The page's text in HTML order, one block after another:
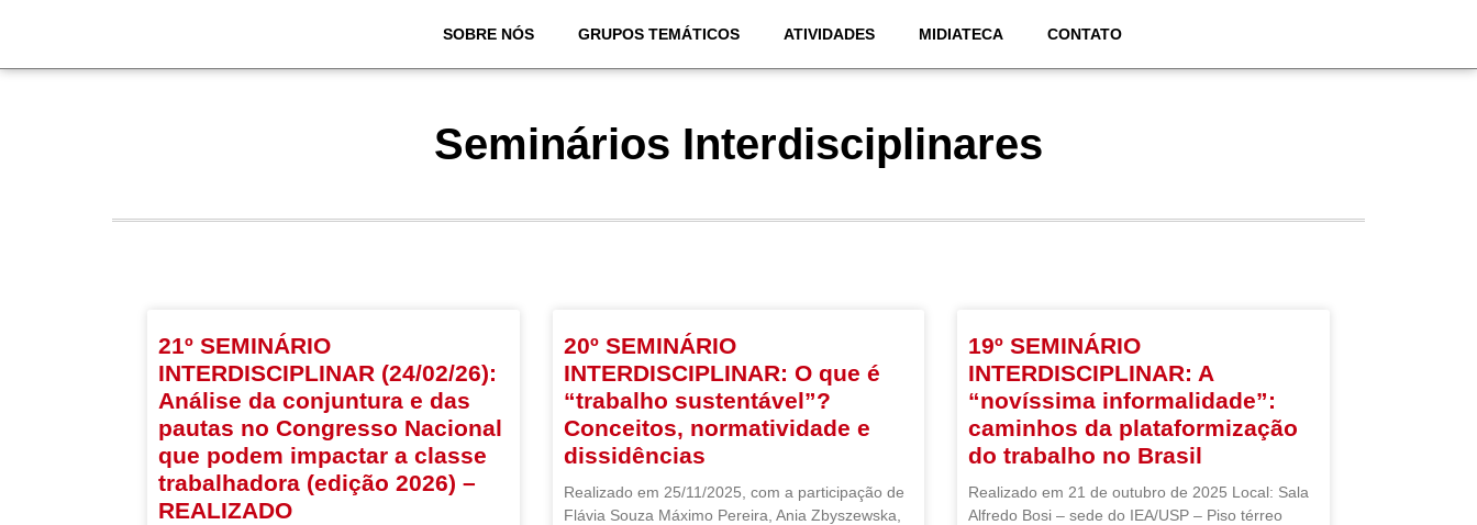
SOBRE NÓS GRUPOS TEMÁTICOS ATIVIDADES MIDIATECA CONTATO
Seminários Interdisciplinares
21º SEMINÁRIO
INTERDISCIPLINAR (24/02/26):
Análise da conjuntura e das
pautas no Congresso Nacional
que podem impactar a classe
trabalhadora (edição 2026) –
REALIZADO
20º SEMINÁRIO
INTERDISCIPLINAR: O que é
“trabalho sustentável”?
Conceitos, normatividade e
dissidências
Realizado em 25/11/2025, com a participação de
Flávia Souza Máximo Pereira, Ania Zbyszewska,
19º SEMINÁRIO
INTERDISCIPLINAR: A
“novíssima informalidade”:
caminhos da plataformização
do trabalho no Brasil
Realizado em 21 de outubro de 2025 Local: Sala
Alfredo Bosi – sede do IEA/USP – Piso térreo